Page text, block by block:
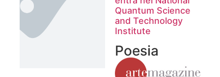
Quantum Science
and Technology
Institute
Poesia